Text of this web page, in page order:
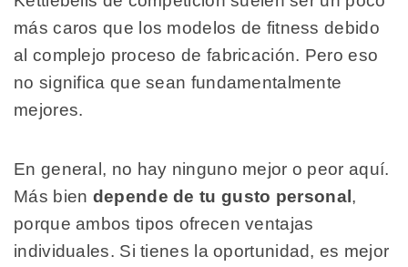
más caros que los modelos de fitness debido
al complejo proceso de fabricación. Pero eso
no significa que sean fundamentalmente
mejores.
En general, no hay ninguno mejor o peor aquí.
Más bien depende de tu gusto personal,
porque ambos tipos ofrecen ventajas
individuales. Si tienes la oportunidad, es mejor